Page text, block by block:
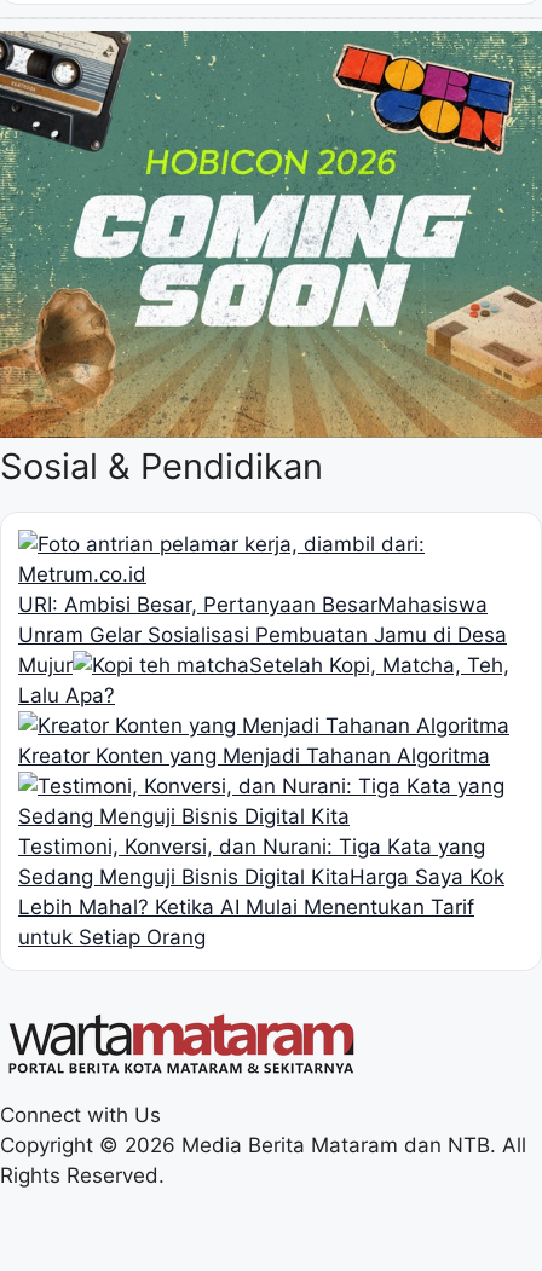
Sosial & Pendidikan
URI: Ambisi Besar, Pertanyaan BesarMahasiswa
Unram Gelar Sosialisasi Pembuatan Jamu di Desa
Mujur
Setelah Kopi, Matcha, Teh,
Lalu Apa?
Kreator Konten yang Menjadi Tahanan Algoritma
Testimoni, Konversi, dan Nurani: Tiga Kata yang
Sedang Menguji Bisnis Digital KitaHarga Saya Kok
Lebih Mahal? Ketika AI Mulai Menentukan Tarif
untuk Setiap Orang
Connect with Us
Copyright © 2026 Media Berita Mataram dan NTB. All
Rights Reserved.